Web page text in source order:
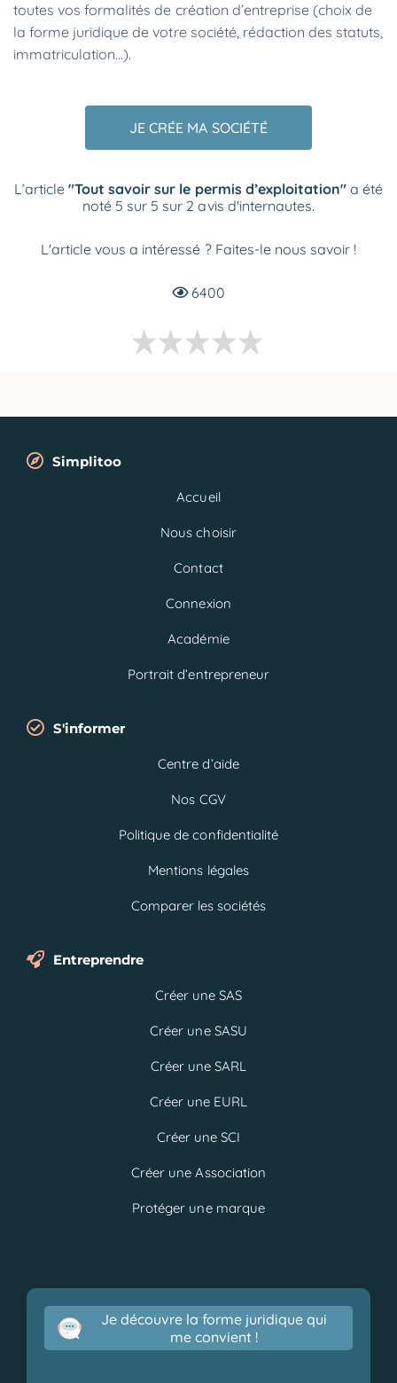
toutes vos formalités de création d’entreprise (choix de
la forme juridique de votre société, rédaction des statuts,
immatriculation…).
JE CRÉE MA SOCIÉTÉ
L’article"Tout savoir sur le permis d’exploitation"a été
noté 5 sur 5 sur 2 avis d'internautes.
L'article vous a intéressé ? Faites-le nous savoir !
6400
Simplitoo
Accueil
Nous choisir
Contact
Connexion
Académie
Portrait d’entrepreneur
S'informer
Centre d’aide
Nos CGV
Politique de confidentialité
Mentions légales
Comparer les sociétés
Entreprendre
Créer une SAS
Créer une SASU
Créer une SARL
Créer une EURL
Créer une SCI
Créer une Association
Protéger une marque
Je découvre la forme juridique qui
me convient !